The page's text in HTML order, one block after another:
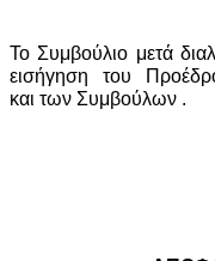
Το Συμβούλιο μετά
εισήγηση
του
και των Συμβούλων .